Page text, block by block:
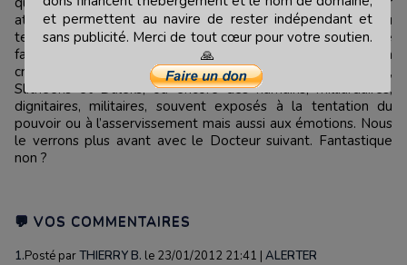
attachant, à l’air naïf et au sourire prompt mais aussi au
tempérament belliqueux et va-t-en guerre, qui retombe
facilement dans ses retranchements lorsqu’il a affaire à la
cruauté, ou à la bêtise, qu’elle provienne de ses ennemis,
Slitheens et Daleks, ou encore des humains, milliardaires,
dignitaires, militaires, souvent exposés à la tentation du
pouvoir ou à l’asservissement mais aussi aux émotions. Nous
le verrons plus avant avec le Docteur suivant. Fantastique
non ?
💬 VOS COMMENTAIRES
1.Posté parTHIERRY B. le 23/01/2012 21:41 | ALERTER
et permettent au navire de rester indépendant et
sans publicité. Merci de tout cœur pour votre soutien.
🙏